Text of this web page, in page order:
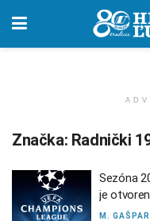
Značka: Radnički
Sezóna
je
M. GAŠPAR